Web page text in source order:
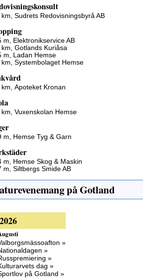
km, Sudrets Redovisningsbyrå AB
m, Elektronikservice AB
Gotlands Kuriåsa
m, Ladan Hemse
km, Systembolaget Hemse
km, Apoteket Kronan
km, Vuxenskolan Hemse
m, Hemse Tyg & Garn
m, Hemse Skog & Maskin
m, Siltbergs Smide AB
på Gotland
2026
»
»
»
dag »
på Gotland »